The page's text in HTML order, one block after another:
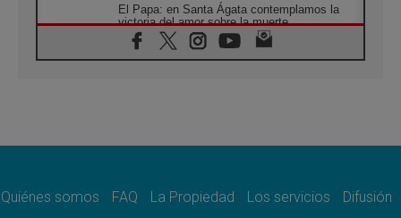
El Papa: en Santa Ágata contemplamos la
victoria del amor sobre la muerte
08.08.2026
León XIV visitará el Santuario de la Madre
07.08.2026
07.08.2026
Quiénes somos FAQ La Propiedad Los servicios Difusión